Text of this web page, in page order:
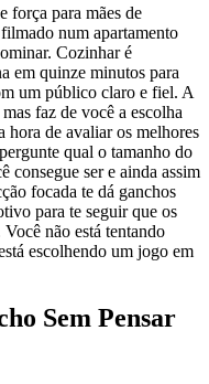
força para mães de
num apartamento
Cozinhar é
em quinze minutos para
um público claro e fiel. A
faz de você a escolha
hora de avaliar os melhores
qual o tamanho do
consegue ser e ainda assim
focada te dá ganchos
para te seguir que os
não está tentando
escolhendo um jogo em
Sem Pensar